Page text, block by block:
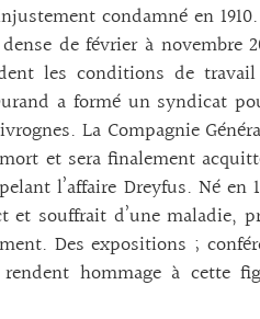
condamné en
de février à novembre
les conditions de
a formé un syndicat
La Compagnie
et sera finalement
l’affaire Dreyfus. Né en
et souffrait d’une maladie,
Des expositions ;
hommage à cette